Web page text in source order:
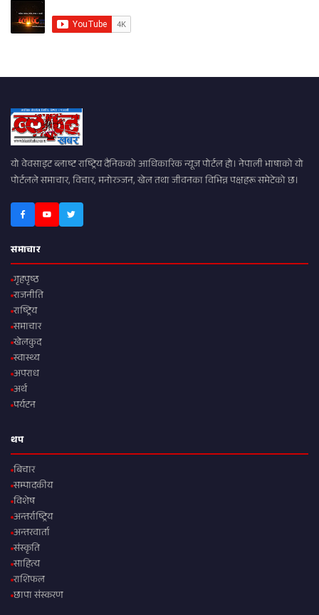
यो वेवसाइट ब्लाष्ट राष्ट्रिय दैनिकको आधिकारिक न्यूज पोर्टल हो। नेपाली भाषाको यो
पोर्टलले समाचार, विचार, मनोरञ्जन, खेल तथा जीवनका विभिन्न पक्षहरू समेटेको छ।
समाचार
गृहपृष्ठ
राजनीति
राष्ट्रिय
समाचार
खेलकुद
स्वास्थ्य
अपराध
अर्थ
पर्यटन
थप
बिचार
सम्पादकीय
विशेष
अन्तर्राष्ट्रिय
अन्तरवार्ता
संस्कृति
साहित्य
राशिफल
छापा संस्करण